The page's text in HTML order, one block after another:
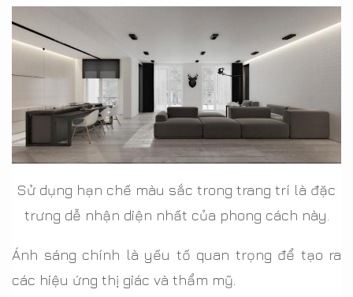
Sử dụng hạn chế màu sắc trong trang trí là đặc
trưng dễ nhận diện nhất của phong cách này.
Ánh sáng chính là yếu tố quan trọng để tạo ra
các hiệu ứng thị giác và thẩm mỹ.